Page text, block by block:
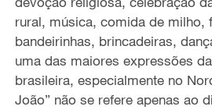
rural, música, comida de milho,
bandeirinhas, brincadeiras,
uma das maiores expressões
brasileira, especialmente no
João” não se refere apenas ao